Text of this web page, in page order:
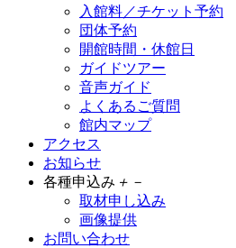
入館料／チケット予約
団体予約
開館時間・休館日
ガイドツアー
音声ガイド
よくあるご質問
館内マップ
アクセス
お知らせ
各種申込み ＋ －
取材申し込み
画像提供
お問い合わせ